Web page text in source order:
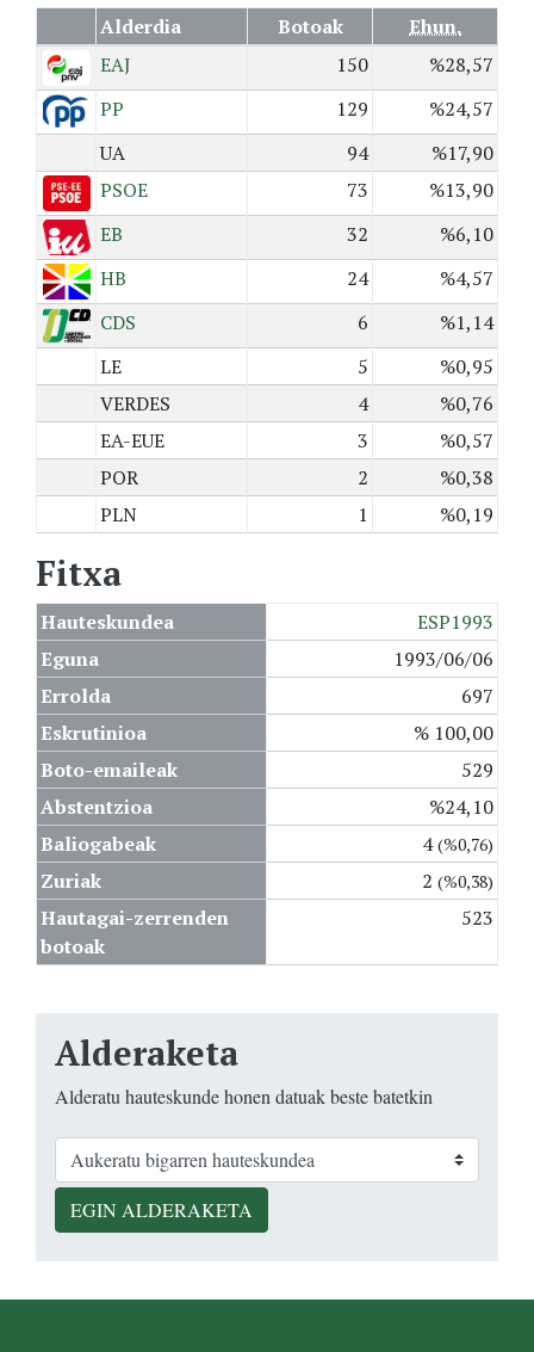
Alderdia Botoak
Ehun.
EAJ
150
%28,57
PP
129
%24,57
UA
94
%17,90
PSOE
73
%13,90
EB
32
%6,10
HB
24
%4,57
CDS
6
%1,14
LE
5
%0,95
VERDES
4
%0,76
EA-EUE
3
%0,57
POR
2
%0,38
PLN
1 %0,19
Fitxa
Hauteskundea
ESP1993
Eguna
1993/06/06
Errolda
697
Eskrutinioa
% 100,00
Boto-emaileak
529
Abstentzioa
%24,10
Baliogabeak
4(%0,76)
Zuriak 2 (%0,38)
Hautagai-zerrenden
botoak
523
Alderaketa
Alderatu hauteskunde honen datuak beste batetkin
EGIN ALDERAKETA